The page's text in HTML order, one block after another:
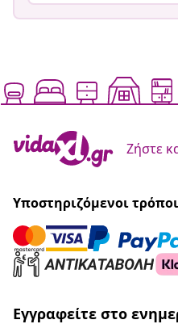
Ζήστε
Υποστηριζόμενοι
Εγγραφείτε στο